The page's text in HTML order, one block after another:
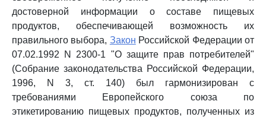
достоверной информации о составе пищевых
продуктов, обеспечивающей возможность их
правильного выбора, Закон Российской Федерации от
07.02.1992 N 2300-1 "О защите прав потребителей"
(Собрание законодательства Российской Федерации,
1996, N 3, ст. 140) был гармонизирован с
требованиями Европейского союза по
этикетированию пищевых продуктов, полученных из